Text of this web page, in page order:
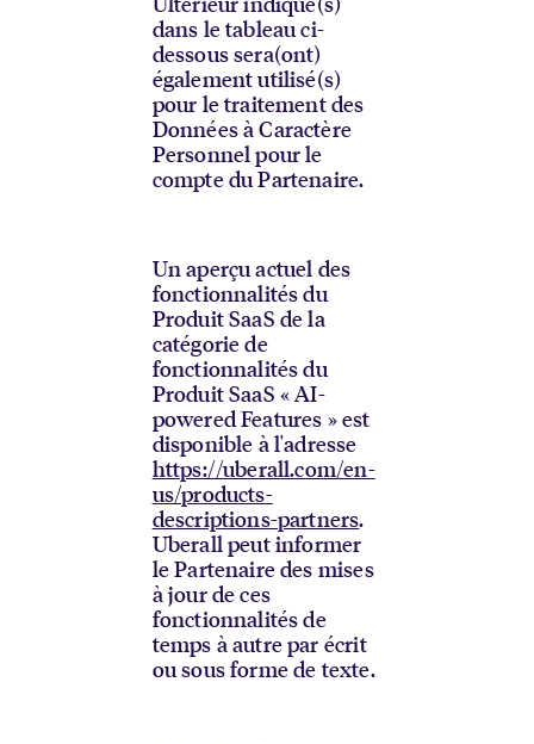
dans le tableau ci-
dessous sera(ont)
également utilisé(s)
pour le traitement des
Données à Caractère
Personnel pour le
compte du Partenaire.
Un aperçu actuel des
fonctionnalités du
Produit SaaS de la
catégorie de
fonctionnalités du
Produit SaaS « AI-
powered Features » est
disponible à l'adresse
https://uberall.com/en-
us/products-
descriptions-partners.
Uberall peut informer
le Partenaire des mises
à jour de ces
fonctionnalités de
temps à autre par écrit
ou sous forme de texte.